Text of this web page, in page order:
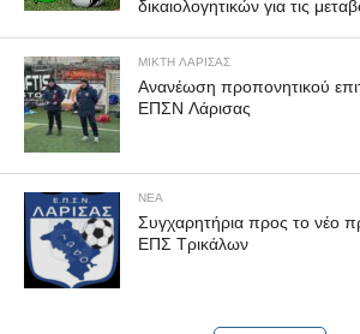
δικαιολογητικών για τις
ΜΙΚΤΗ ΛΑΡΙΣΑΣ
Ανανέωση προπονητικού
ΕΠΣΝ Λάρισας
ΝΕΑ
Συγχαρητήρια προς το νέο
ΕΠΣ Τρικάλων